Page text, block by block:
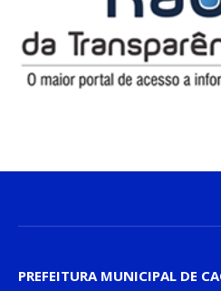
PREFEITURA MUNICIPAL DE